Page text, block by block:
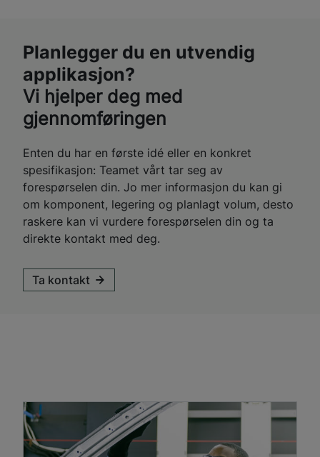
Planlegger du en utvendig
applikasjon?
Vi hjelper deg med
gjennomføringen
Enten du har en første idé eller en konkret
spesifikasjon: Teamet vårt tar seg av
forespørselen din. Jo mer informasjon du kan gi
om komponent, legering og planlagt volum, desto
raskere kan vi vurdere forespørselen din og ta
direkte kontakt med deg.
Ta kontakt